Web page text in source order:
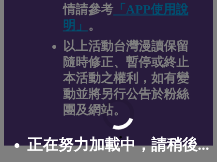
正在努力加載中，請稍後...
情請參考「APP使用說
明」 。
以上活動台灣漫讀保留
隨時修正、暫停或終止
本活動之權利，如有變
動並將另行公告於粉絲
團及網站。